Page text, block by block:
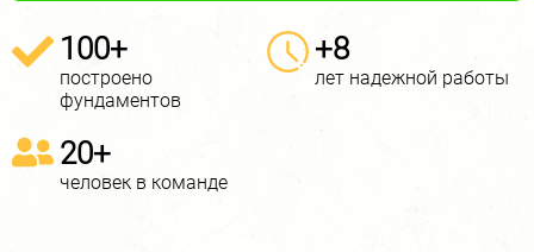
100+
построено
фундаментов
+8
лет надежной работы
20+
человек в команде